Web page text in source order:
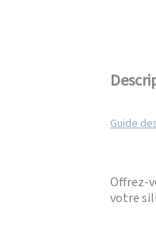
Guide
Offrez-
votre